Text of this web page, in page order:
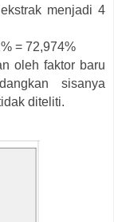
menjadi 4
= 72,974%
oleh faktor baru
sisanya
diteliti.